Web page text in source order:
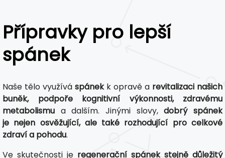
Přípravky pro lepší
spánek
Naše tělo využívá spánekk opravě a revitalizaci našich
buněk, podpoře kognitivní výkonnosti, zdravému
metabolismu a dalším. Jinými slovy,dobrý spánek
je nejen osvěžující, ale také rozhodující pro celkové
zdraví a pohodu.
Ve skutečnosti je regenerační spánek stejně důležitý